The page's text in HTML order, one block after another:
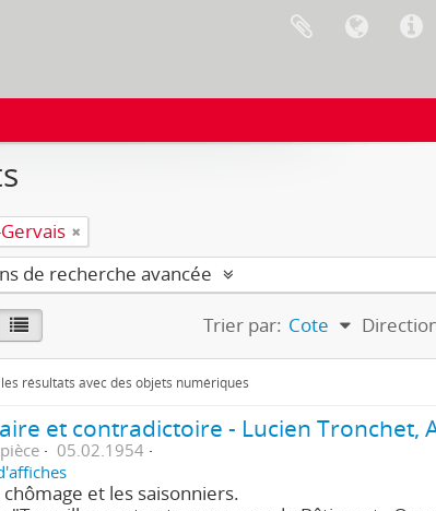
de recherche avancée
Trier par: Cote
résultats avec des objets numériques
pièce
05.02.1954
et les saisonniers.